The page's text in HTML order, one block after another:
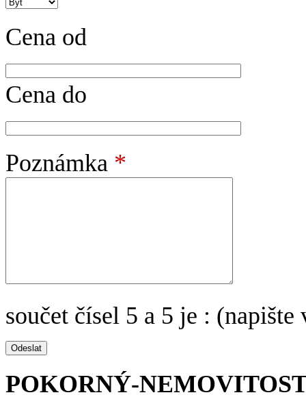
Cena od
Cena do
Poznámka *
součet čísel 5 a 5 je : (napište
POKORNÝ-